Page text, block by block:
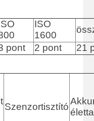
ISO
1600
pont 2 pont 21
Szenzortisztító